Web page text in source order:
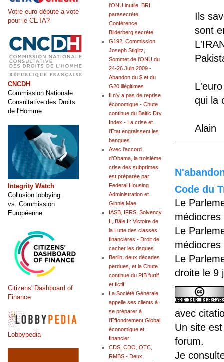
Ils
sont
qui la
Alain
Code du
Le
Le
Le
droite le 9
avec
Un site
forum.
Je
l'ONU inutile, BRI
parasecrète,
Conférence
Bilderberg secrète
G192: Commission
Joseph Stiglitz,
Sommet de l'ONU du
24-26 Juin 2009 -
Abandon du $ et du
G20 illégitimes
Il n'y a pas de reprise
économique - Chute
continue du Baltic Dry
Index - La crise et
l'Etat engraissent les
banques
Avec l'accord
d'Obama, la troisième
crise des subprimes
est préparée par
Federal Housing
Administration et
Ginnie Mae
IASB, IFRS, Solvency
II, Bâle II: Victoire de
la Lutte des classes
financières - Droit de
cacher les risques
Berlin: deux décades
perdues, et la Chute
continue du PIB furtif
et fictif
La Société Générale
appelle ses clients à
se préparer à
l'Effondrement Global
économique et
financier
CDS, CDO, OTC,
RMBS - Deux
Votre euro-député a voté
pour le CETA?
CNCDH
Commission Nationale
Consultative des Droits
de l'Homme
Integrity Watch
Collusion lobbying
vs. Commission
Européenne
Citizens' Dashboard of
Finance
Lobbypedia